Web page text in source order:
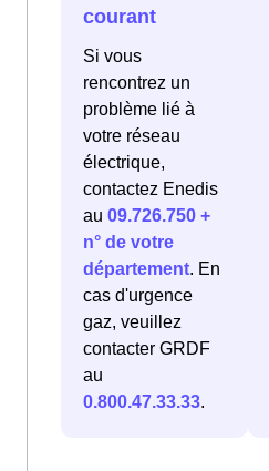
courant
Si vous
rencontrez un
problème lié à
votre réseau
électrique,
contactez Enedis
au 09.726.750 +
n° de votre
département. En
cas d'urgence
gaz, veuillez
contacter GRDF
au
0.800.47.33.33.